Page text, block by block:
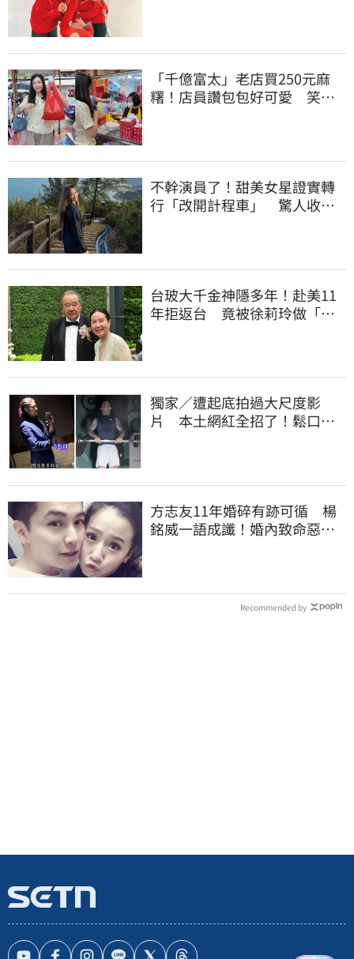
「千億富太」老店買250元麻
糬！店員讚包包好可愛 笑
不幹演員了！甜美女星證實轉
行「改開計程車」 驚人收入
台玻大千金神隱多年！赴美11
年拒返台 竟被徐莉玲做「這
獨家／遭起底拍過大尺度影
片 本土網紅全招了！鬆口下
方志友11年婚碎有跡可循 楊
銘威一語成讖！婚內致命惡習
Recommended by